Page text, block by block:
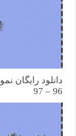
دانلود رایگان
96 – 97